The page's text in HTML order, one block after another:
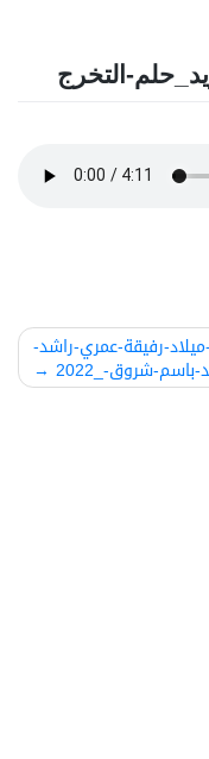
التخرج
رفيقة-عمري-راشد-
شروق-_2022